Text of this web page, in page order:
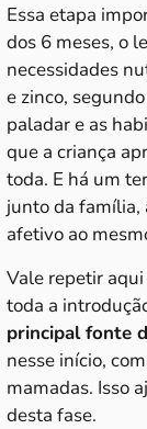
Essa etapa
dos 6 meses, o
necessidades
e zinco,
paladar e as
que a criança
toda. E há um
junto da família,
afetivo ao
Vale repetir
toda a
principal fonte
nesse início,
mamadas. Isso
desta fase.